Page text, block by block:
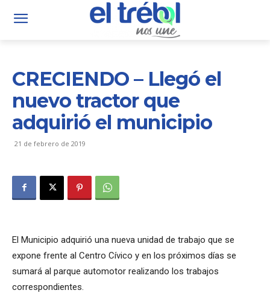
CRECIENDO – Llegó el
nuevo tractor que
adquirió el municipio
21 de febrero de 2019
El Municipio adquirió una nueva unidad de trabajo que se
expone frente al Centro Cívico y en los próximos días se
sumará al parque automotor realizando los trabajos
correspondientes.